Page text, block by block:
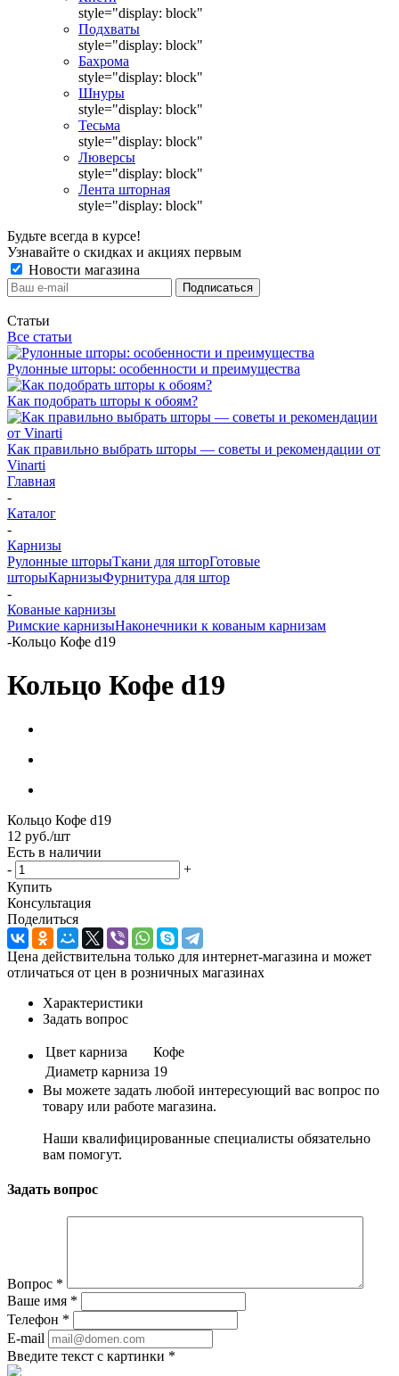
style="display: block"
Подхваты
style="display: block"
Бахрома
style="display: block"
Шнуры
style="display: block"
Тесьма
style="display: block"
Люверсы
style="display: block"
Лента шторная
style="display: block"
Будьте всегда в курсе!
Узнавайте о скидках и акциях первым
Новости магазина
Статьи
Все статьи
Рулонные шторы: особенности и преимущества
Как подобрать шторы к обоям?
Как правильно выбрать шторы — советы и рекомендации от
Vinarti
Главная
-
Каталог
-
Карнизы
Рулонные шторыТкани для шторГотовые
шторыКарнизыФурнитура для штор
-
Кованые карнизы
Римские карнизыНаконечники к кованым карнизам
-Кольцо Кофе d19
Кольцо Кофе d19
Кольцо Кофе d19
12 руб./шт
Есть в наличии
-
+
Купить
Консультация
Поделиться
Цена действительна только для интернет-магазина и может
отличаться от цен в розничных магазинах
Характеристики
Задать вопрос
Цвет карниза
Кофе
Диаметр карниза 19
Вы можете задать любой интересующий вас вопрос по
товару или работе магазина.
Наши квалифицированные специалисты обязательно
вам помогут.
Задать вопрос
Вопрос *
Ваше имя *
Телефон *
E-mail
Введите текст с картинки *